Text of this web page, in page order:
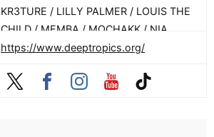
KR3TURE / LILLY PALMER / LOUIS THE
CHILD / MEMBA / MOCHAKK / NIA
ARCHIVES (DJ SET) / NIMINO / NOCAPZ
/ SALUTE B2B X CLUB. / SHIMA /
https://www.deeptropics.org/